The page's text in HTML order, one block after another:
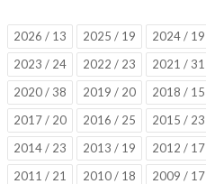
2026 / 13 2025 / 19
2024 / 19
2023 / 24
2022 / 23
2021 / 31
2020 / 38
2019 / 20
2018 / 15
2017 / 20
2016 / 25
2015 / 23
2014 / 23
2013 / 19
2012 / 17
2011 / 21
2010 / 18
2009 / 17